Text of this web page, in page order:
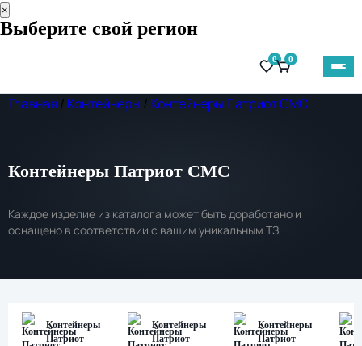
×
Выберите свой регион
0 0
Главная / Контейнеры / Контейнеры Патриот СМС
Контейнеры Патриот СМС
Каждое изделие из каталога может быть доработано и
оснащено в соответствии с вашим уникальным ТЗ
Контейнеры
Патриот
Контейнеры
Патриот
Контейнеры
Патриот